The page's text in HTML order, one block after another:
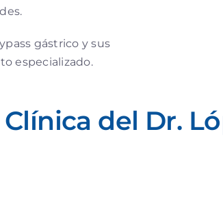
gástrico y sus
especializado.
del Dr.